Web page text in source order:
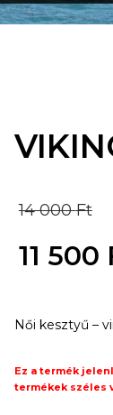
14 000Ft
11 500
price
is:
Női kesztyű –
Ez a termék
termékek széles